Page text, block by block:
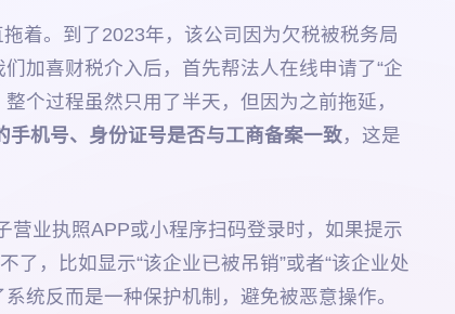
着。到了2023年，该公司因为欠税被税务局
加喜财税介入后，首先帮法人在线申请了“企
个过程虽然只用了半天，但因为之前拖延，
机号、身份证号是否与工商备案一致，这是
营业执照APP或小程序扫码登录时，如果提示
了，比如显示“该企业已被吊销”或者“该企业处
统反而是一种保护机制，避免被恶意操作。